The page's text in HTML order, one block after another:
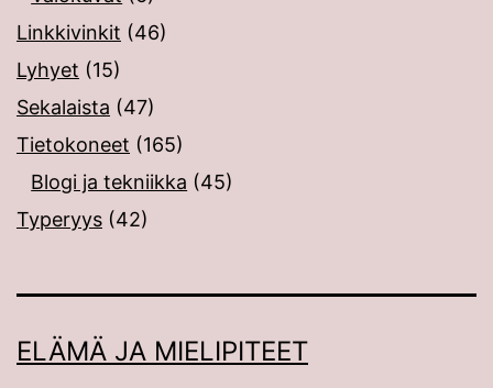
Linkkivinkit (46)
Lyhyet (15)
Sekalaista (47)
Tietokoneet (165)
Blogi ja tekniikka (45)
Typeryys (42)
ELÄMÄ JA MIELIPITEET